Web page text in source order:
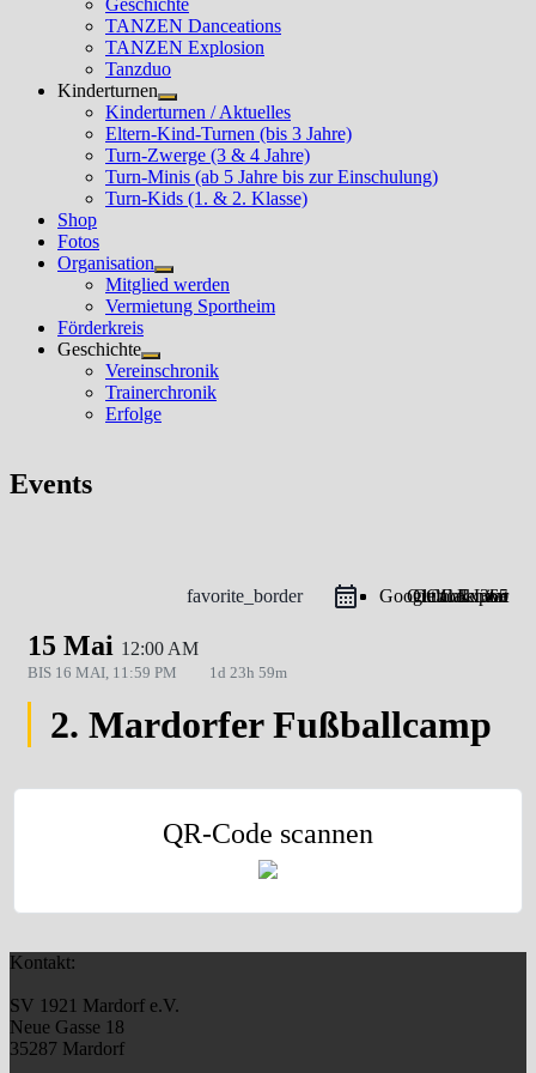
Geschichte
TANZEN Danceations
TANZEN Explosion
Tanzduo
Kinderturnen
Untermenü
anzeigen
Kinderturnen / Aktuelles
Eltern-Kind-Turnen (bis 3 Jahre)
Turn-Zwerge (3 & 4 Jahre)
Turn-Minis (ab 5 Jahre bis zur Einschulung)
Turn-Kids (1. & 2. Klasse)
Shop
Fotos
Organisation
Untermenü
anzeigen
Mitglied werden
Vermietung Sportheim
Förderkreis
Geschichte
Untermenü
anzeigen
Vereinschronik
Trainerchronik
Erfolge
Events
favorite_border iCal Export
Google Calendar
Outlook 365
Outlook Live
15 Mai 12:00 AM
BIS 16 MAI, 11:59 PM 1d 23h 59m
2. Mardorfer Fußballcamp
QR-Code scannen
Kontakt:
SV 1921 Mardorf e.V.
Neue Gasse 18
35287 Mardorf